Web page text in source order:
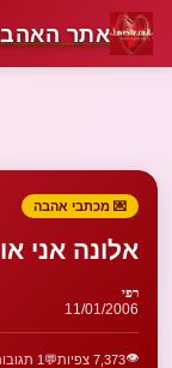
אתר
💌 מכתבי אהבה
אלונה אני
רפי
11/01/2006
👁️7,373 צפיות 💬 1 תגובות